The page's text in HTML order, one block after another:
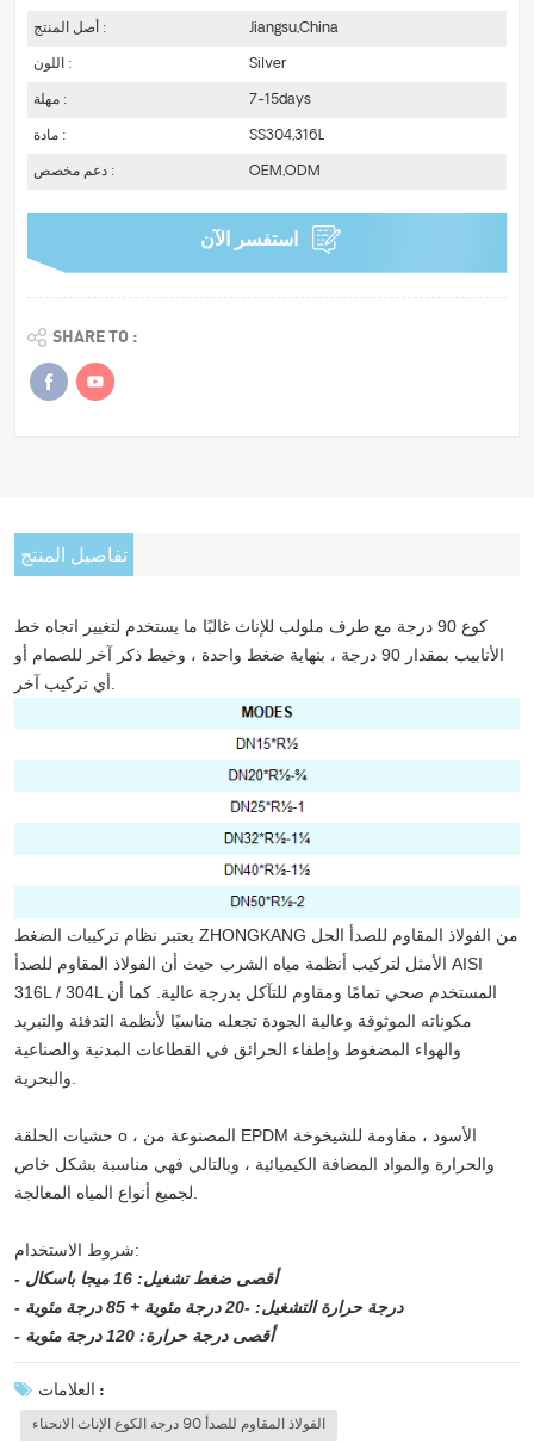
أصل المنتج :
Jiangsu,China
اللون :
Silver
مهلة :
7-15days
مادة :
SS304,316L
دعم مخصص :
OEM,ODM
SHARE TO :
تفاصيل المنتج
كوع 90 درجة مع طرف ملولب للإناث
غالبًا ما يستخدم لتغيير اتجاه خط
الأنابيب بمقدار 90 درجة ، بنهاية ضغط واحدة ، وخيط ذكر آخر للصمام أو
يعتبر نظام تركيبات الضغط ZHONGKANG من الفولاذ المقاوم للصدأ الحل
الأمثل لتركيب أنظمة مياه الشرب حيث أن الفولاذ المقاوم للصدأ AISI
316L / 304L المستخدم صحي تمامًا ومقاوم للتآكل بدرجة عالية. كما أن
مكوناته الموثوقة وعالية الجودة تجعله مناسبًا لأنظمة التدفئة والتبريد
والهواء المضغوط وإطفاء الحرائق في القطاعات المدنية والصناعية
حشيات الحلقة o ، المصنوعة من EPDM الأسود ، مقاومة للشيخوخة
والحرارة والمواد المضافة الكيميائية ، وبالتالي فهي مناسبة بشكل خاص
شروط الاستخدام:
- أقصى ضغط تشغيل: 16 ميجا باسكال
- درجة حرارة التشغيل: -20 درجة مئوية + 85 درجة مئوية
- أقصى درجة حرارة: 120 درجة مئوية
العلامات :
الفولاذ المقاوم للصدأ 90 درجة الكوع الإناث الانحناء